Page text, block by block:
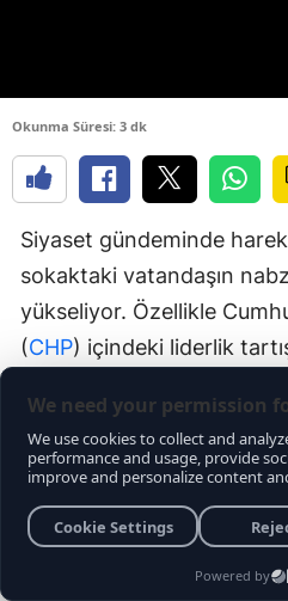
Okunma Süresi: 3 dk
Siyaset gündeminde
sokaktaki vatandaşın
yükseliyor. Özellikle
(CHP) içindeki liderlik
karşılık buluyor. İşte
yorumlar ve öne çıkan
"VERDIĞIM OYLAR
OLSUN"
Röportajda mikrofon